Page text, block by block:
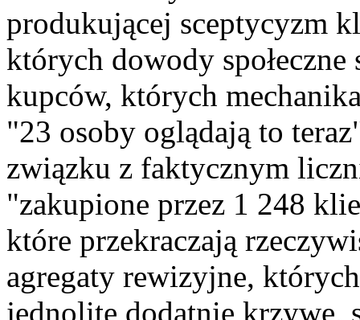
produkującej sceptycyzm
których dowody
kupców, których
"23 osoby oglądają to
związku z faktycznym
"zakupione przez 1 248
które przekraczają
agregaty rewizyjne,
jednolite dodatnie krzywe,